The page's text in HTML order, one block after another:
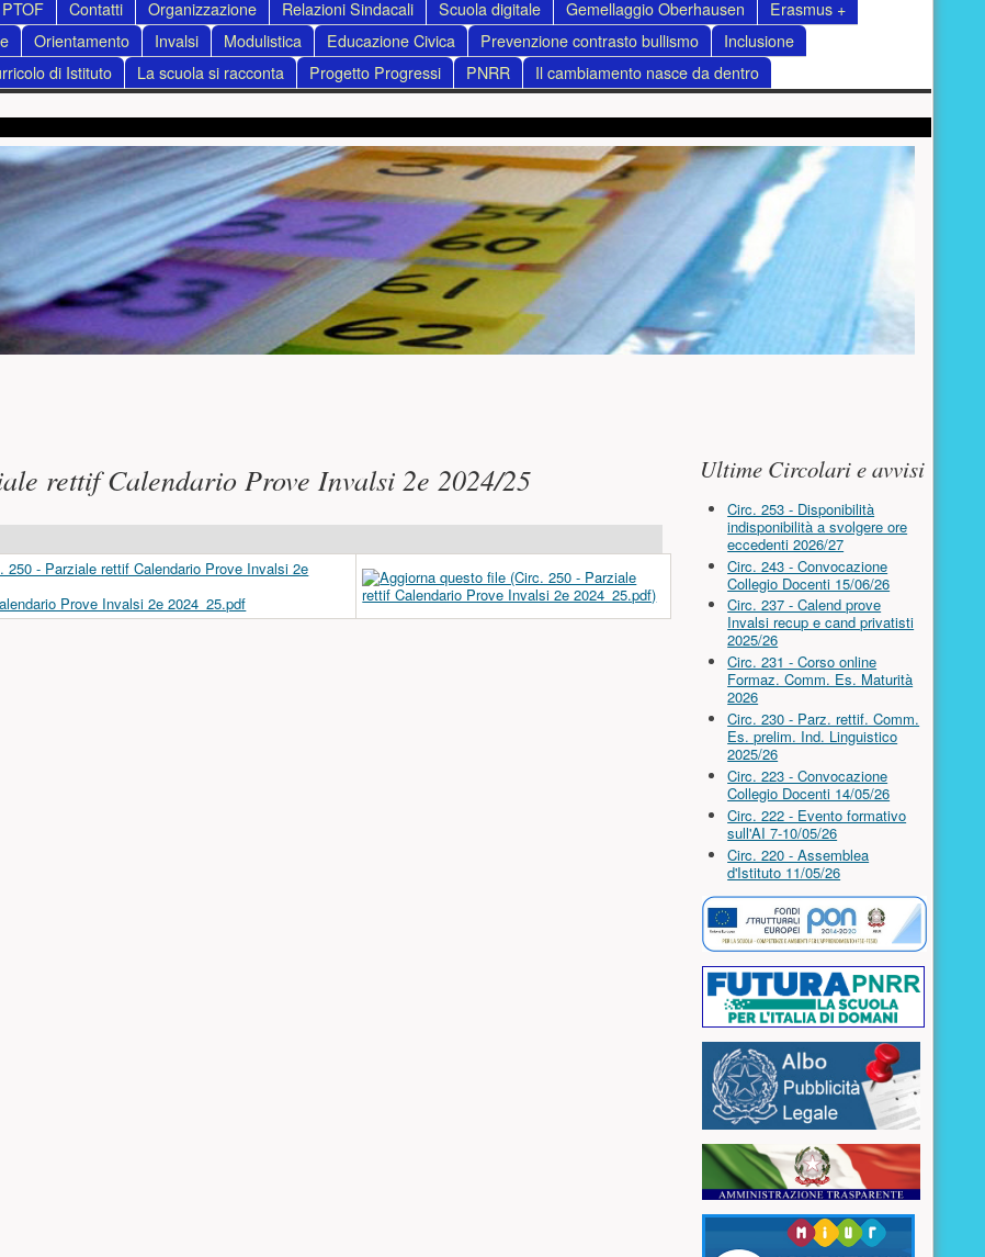
PTOF Contatti Organizzazione Relazioni Sindacali Scuola digitale Gemellaggio Oberhausen
Erasmus +
Orientamento Invalsi Modulistica Educazione Civica Prevenzione contrasto bullismo
Inclusione
di Istituto La scuola si racconta Progetto Progressi PNRR Il cambiamento nasce da dentro
rettif Calendario Prove Invalsi 2e 2024/25
Prove Invalsi 2e 2024_25.pdf
Ultime Circolari e avvisi
Circ. 253 - Disponibilità
indisponibilità a svolgere ore
eccedenti 2026/27
Circ. 243 - Convocazione
Collegio Docenti 15/06/26
Circ. 237 - Calend prove
Invalsi recup e cand privatisti
2025/26
Circ. 231 - Corso online
Formaz. Comm. Es. Maturità
2026
Circ. 230 - Parz. rettif. Comm.
Es. prelim. Ind. Linguistico
2025/26
Circ. 223 - Convocazione
Collegio Docenti 14/05/26
Circ. 222 - Evento formativo
sull'AI 7-10/05/26
Circ. 220 - Assemblea
d'Istituto 11/05/26